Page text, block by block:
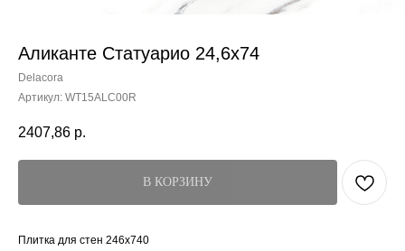
Аликанте Статуарио 24,6x74
Delacora
Артикул: WT15ALC00R
2407,86 р.
В КОРЗИНУ
Плитка для стен 246x740